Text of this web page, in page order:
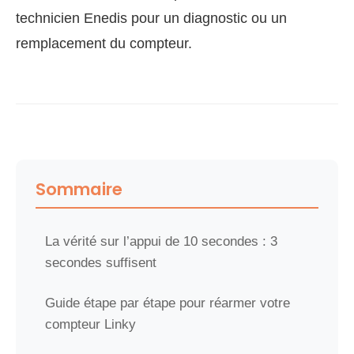
technicien Enedis pour un diagnostic ou un
remplacement du compteur.
Sommaire
La vérité sur l’appui de 10 secondes : 3
secondes suffisent
Guide étape par étape pour réarmer votre
compteur Linky